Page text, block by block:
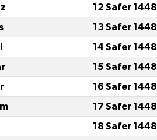
12 Safer 1448
13 Safer 1448
14 Safer 1448
15 Safer 1448
16 Safer 1448
17 Safer 1448
18 Safer 1448